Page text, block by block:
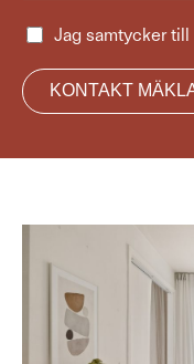
Jag samtycker till